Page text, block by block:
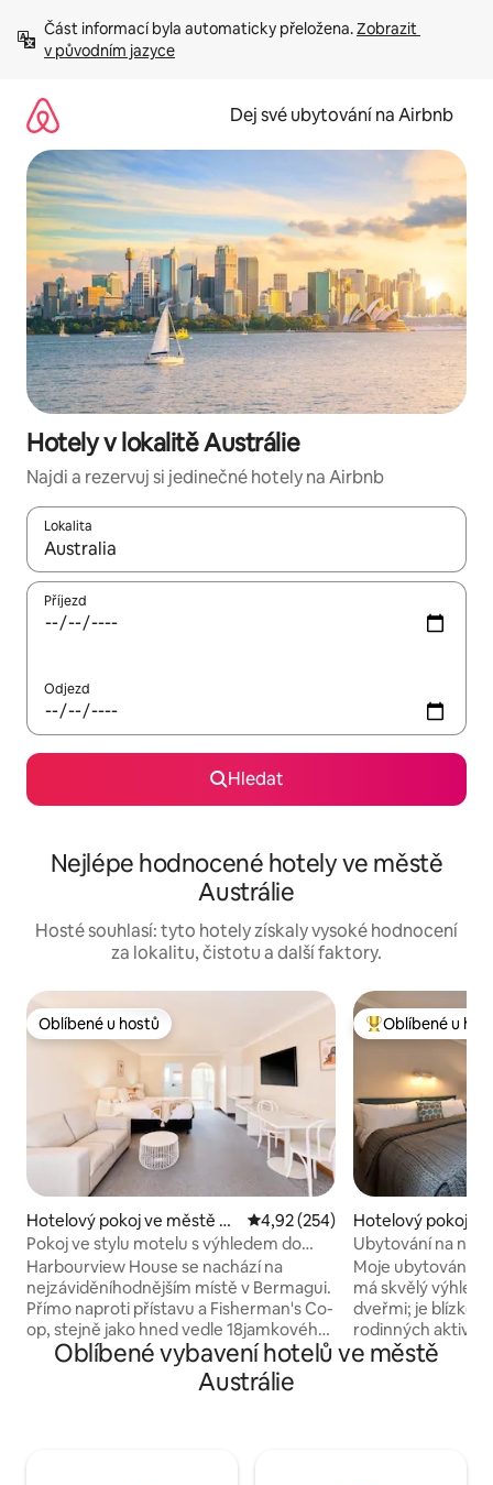
obsah
Část informací byla automaticky přeložena. Zobrazit
v původním jazyce
Dej své ubytování na Airbnb
Hotely v lokalitě Austrálie
Najdi a rezervuj si jedinečné hotely na Airbnb
Lokalita
Až budou výsledky k dispozici, můžeš si je procházet pomocí
Příjezd
Odjezd
Hledat
Nejlépe hodnocené hotely ve městě
Austrálie
Hosté souhlasí: tyto hotely získaly vysoké hodnocení
za lokalitu, čistotu a další faktory.
Oblíbené u hostů
Oblíbené u hostů
Hotelový pokoj ve městě Be
rmagui
Průměrné hodnocení 4,92 z 5,
4,92 (254)
Pokoj ve stylu motelu s výhledem do
zahrady
Harbourview House se nachází na
nejzáviděníhodnějším místě v Bermagui.
Přímo naproti přístavu a Fisherman's Co-
op, stejně jako hned vedle 18jamkového
golfového hřiště a klubu. Jen pár minut
chůze od vesnice a obklopeno mnoha
zlatými plážemi, kterými je Bermagui
Nejlepší v
Oblíbené u
Hotelový pokoj
ynyard
Ubytování na
Moje ubytování
má skvělý výhled
dveřmi; je blízko
rodinných aktivit.
protože je to
Oblíbené vybavení hotelů ve městě
Austrálie